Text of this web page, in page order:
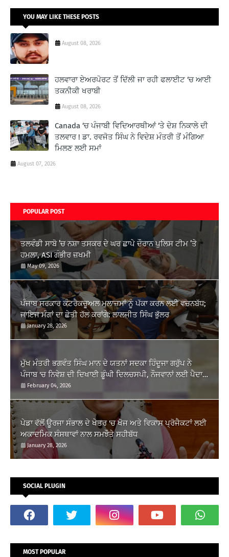
YOU MAY LIKE THESE POSTS
August 08, 2026
ਹਲਵਾਰਾ ਏਅਰਪੋਰਟ ਤੋਂ ਦਿੱਲੀ ਜਾ ਰਹੀ ਫਲਾਈਟ ‘ਚ ਆਈ
ਤਕਨੀਕੀ ਖਰਾਬੀ
August 08, 2026
Canada ‘ਚ ਪੰਜਾਬੀ ਵਿਦਿਆਰਥੀਆਂ ‘ਤੇ ਦੇਸ਼ ਨਿਕਾਲੇ ਦੀ
ਤਲਵਾਰ ! ਡਾ. ਰਵਜੋਤ ਸਿੰਘ ਨੇ ਵਿਦੇਸ਼ ਮੰਤਰੀ ਤੋਂ ਮੰਗਿਆ
ਮਿਲਣ ਲਈ ਸਮਾਂ
August 07, 2026
POPULAR POST
ਤਲਵੰਡੀ ਸਾਬੋ ’ਚ ਨਸ਼ਾ ਤਸਕਰ ਦੇ ਘਰ ਛਾਪੇ ਦੌਰਾਨ ਪੁਲਿਸ ਟੀਮ ’ਤੇ
ਹਮਲਾ, ASI ਗੰਭੀਰ ਜ਼ਖਮੀ
May 09, 2026
ਪੰਜਾਬ ਸਰਕਾਰ ਕੰਟਰੈਕਚੂਅਲ ਮੁਲਾਜ਼ਮਾਂ ਨੂੰ ਪੱਕਾ ਕਰਨ ਲਈ ਵਚਨਬੱਧ;
ਜਾਇਜ ਮੰਗਾਂ ਦਾ ਛੇਤੀ ਹੱਲ ਕਰਾਂਗੇ: ਲਾਲਜੀਤ ਸਿੰਘ ਭੁੱਲਰ
January 28, 2026
ਮੁੱਖ ਮੰਤਰੀ ਭਗਵੰਤ ਸਿੰਘ ਮਾਨ ਦੇ ਯਤਨਾਂ ਸਦਕਾ ਹਿੰਦੂਜਾ ਗਰੁੱਪ ਨੇ
ਪੰਜਾਬ 'ਚ ਨਿਵੇਸ਼ ਦੀ ਦਿਖਾਈ ਡੂੰਘੀ ਦਿਲਚਸਪੀ, ਨੌਜਵਾਨਾਂ ਲਈ ਪੈਦਾ
ਹੋਣਗੇ ਰੁਜ਼ਗਾਰ ਦੇ ਨਵੇਂ...
February 04, 2026
ਪੇਡਾ ਵੱਲੋਂ ਊਰਜਾ ਸੰਭਾਲ ਦੇ ਖੇਤਰ 'ਚ ਖੋਜ ਅਤੇ ਵਿਕਾਸ ਪ੍ਰੋਜੈਕਟਾਂ ਲਈ
ਅਕਾਦਮਿਕ ਸੰਸਥਾਵਾਂ ਨਾਲ ਸਮਝੌਤੇ ਸਹੀਬੱਧ
January 28, 2026
SOCIAL PLUGIN
MOST POPULAR